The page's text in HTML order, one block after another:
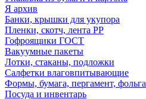
Я архив
Банки, крышки для укупора
Пленки, скотч, лента РР
Гофроящики ГОСТ
Вакуумные пакеты
Лотки, стаканы, подложки
Салфетки влаговпитывающие
Формы, бумага, пергамент, фольга
Посуда и инвентарь